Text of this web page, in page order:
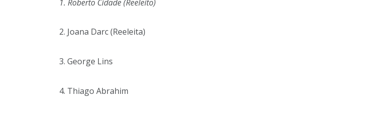
1. Roberto Cidade (Reeleito)
2. Joana Darc (Reeleita)
3. George Lins
4. Thiago Abrahim